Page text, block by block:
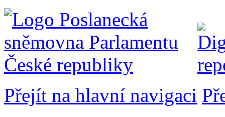
Přejít na hlavní navigaci